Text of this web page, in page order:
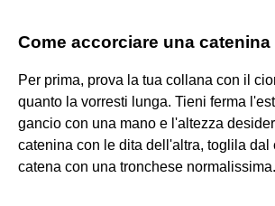
Come accorciare una
Per prima, prova la tua collana con il
quanto la vorresti lunga. Tieni ferma
gancio con una mano e l'altezza
catenina con le dita dell'altra, toglila dal
catena con una tronchese normalissima.